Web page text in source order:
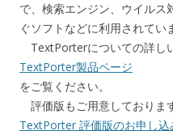
で、検索エンジン、ウイルス
ぐソフトなどに利用されてい
TextPorterについての詳し
TextPorter製品ページ
をご覧ください。
評価版もご用意しております
TextPorter 評価版のお申し込